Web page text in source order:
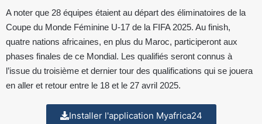
A noter que 28 équipes étaient au départ des éliminatoires de la
Coupe du Monde Féminine U-17 de la FIFA 2025. Au finish,
quatre nations africaines, en plus du Maroc, participeront aux
phases finales de ce Mondial. Les qualifiés seront connus à
l’issue du troisième et dernier tour des qualifications qui se jouera
en aller et retour entre le 18 et le 27 avril 2025.
Installer l'application Myafrica24